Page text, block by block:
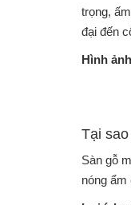
trọng,
đại đến
Hình
Tại
Sàn gỗ
nóng ẩm